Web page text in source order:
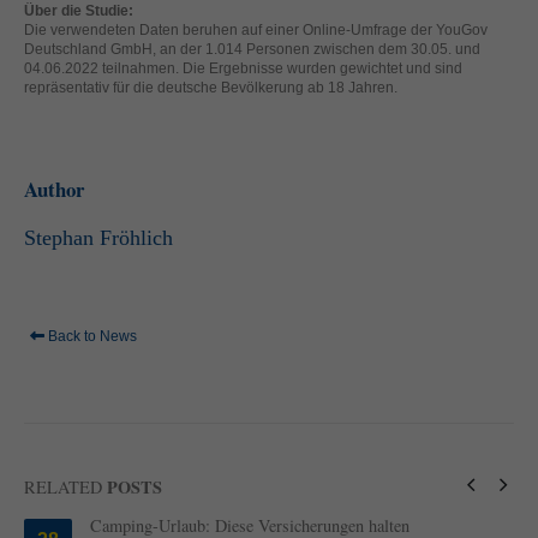
Über die Studie:
Die verwendeten Daten beruhen auf einer Online-Umfrage der YouGov
Deutschland GmbH, an der 1.014 Personen zwischen dem 30.05. und
04.06.2022 teilnahmen. Die Ergebnisse wurden gewichtet und sind
repräsentativ für die deutsche Bevölkerung ab 18 Jahren.
Author
Stephan Fröhlich
Back to News
RELATED POSTS
Camping-Urlaub: Diese Versicherungen halten
helfen, diese Website und Ihre Erfahrung zu verbessern.
Personenbezogene Daten können verarbeitet werden (z. B. IP-
Adressen), z. B. für personalisierte Anzeigen und Inhalte oder
Anzeigen- und Inhaltsmessung. Weitere Informationen über die
weitere Informationen anzeigen lassen und so nur bestimmte
Datenschutzeinstellungen
Externe Medien (2)